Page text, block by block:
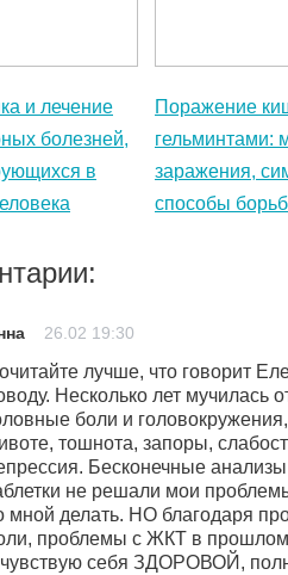
и лечение
болезней,
в
Поражение
гельминтами:
заражения,
способы
26.02 19:30
лучше, что говорит
Несколько лет мучилась
боли и
тошнота, запоры,
Бесконечные
не решали мои
мной делать. НО благодаря
проблемы с ЖКТ в
себя ЗДОРОВОЙ,